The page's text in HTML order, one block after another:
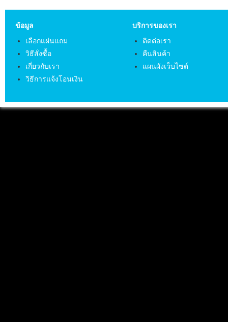
ข้อมูล
เลือกแผ่นแถม
วิธีสั่งซื้อ
เกี่ยวกับเรา
วิธีการแจ้งโอนเงิน
บริการของเรา
ติดต่อเรา
คืนสินค้า
แผนผังเว็บไซต์